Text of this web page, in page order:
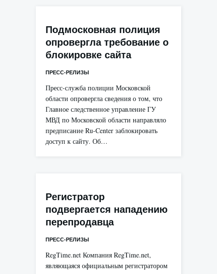
Подмосковная полиция
опровергла требование о
блокировке сайта
ПРЕСС-РЕЛИЗЫ
Пресс-служба полиции Московской
области опровергла сведения о том, что
Главное следственное управление ГУ
МВД по Московской области направляло
предписание Ru-Center заблокировать
доступ к сайту. Об…
Регистратор
подвергается нападению
перепродавца
ПРЕСС-РЕЛИЗЫ
RegTime.net Компания RegTime.net,
являющаяся официальным регистратором